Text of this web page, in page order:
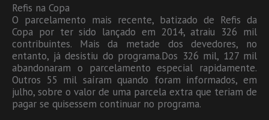
Refis na Copa
O parcelamento mais recente, batizado de Refis da
Copa por ter sido lançado em 2014, atraiu 326 mil
contribuintes. Mais da metade dos devedores, no
entanto, já desistiu do programa.Dos 326 mil, 127 mil
abandonaram o parcelamento especial rapidamente.
Outros 55 mil saíram quando foram informados, em
julho, sobre o valor de uma parcela extra que teriam de
pagar se quisessem continuar no programa.